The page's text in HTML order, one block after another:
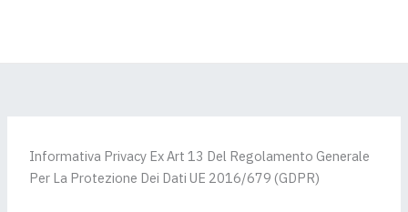
Informativa Privacy Ex Art 13 Del Regolamento Generale
Per La Protezione Dei Dati UE 2016/679 (GDPR)